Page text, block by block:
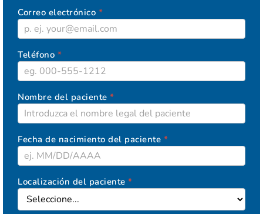
Correo electrónico *
Teléfono *
Nombre del paciente *
Fecha de nacimiento del paciente *
Localización del paciente *